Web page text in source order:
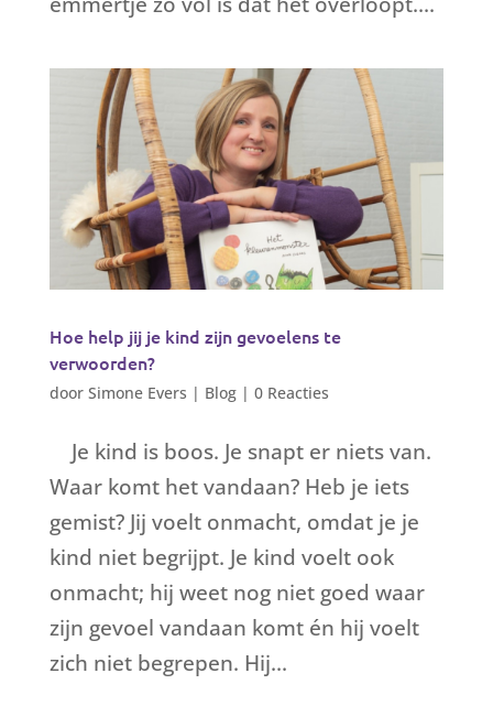
Hoe help jij je kind zijn gevoelens te
verwoorden?
door Simone Evers | Blog| 0 Reacties
Je kind is boos. Je snapt er niets van.
Waar komt het vandaan? Heb je iets
gemist? Jij voelt onmacht, omdat je je
kind niet begrijpt. Je kind voelt ook
onmacht; hij weet nog niet goed waar
zijn gevoel vandaan komt én hij voelt
zich niet begrepen. Hij...